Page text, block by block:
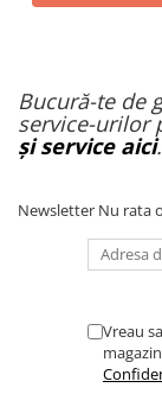
Bucură-te de
service-urilor
și service aici.
Newsletter Nu rata
Vreau